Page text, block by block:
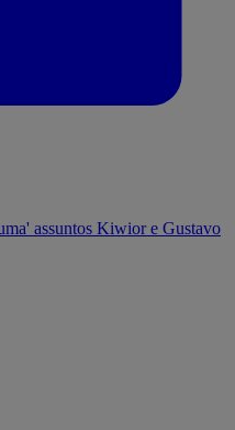
assuntos Kiwior e Gustavo